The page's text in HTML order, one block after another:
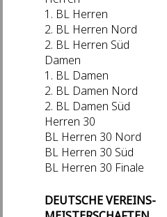
1. BL Herren
2. BL Herren Nord
2. BL Herren Süd
Damen
1. BL Damen
2. BL Damen Nord
2. BL Damen Süd
Herren 30
BL Herren 30 Nord
BL Herren 30 Süd
BL Herren 30 Finale
DEUTSCHE VEREINS-